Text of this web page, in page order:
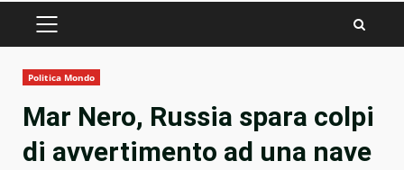
PRIMARY
Politica Mondo
Mar Nero, Russia spara colpi
di avvertimento ad una nave